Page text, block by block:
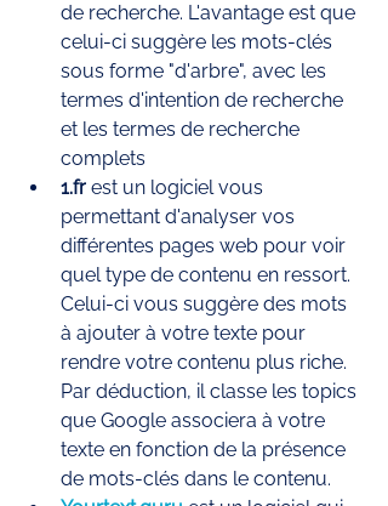
de recherche. L'avantage est que
celui-ci suggère les mots-clés
sous forme "d'arbre", avec les
termes d'intention de recherche
et les termes de recherche
complets
1.fr est un logiciel vous
permettant d'analyser vos
différentes pages web pour voir
quel type de contenu en ressort.
Celui-ci vous suggère des mots
à ajouter à votre texte pour
rendre votre contenu plus riche.
Par déduction, il classe les topics
que Google associera à votre
texte en fonction de la présence
de mots-clés dans le contenu.